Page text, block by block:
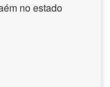
no estado